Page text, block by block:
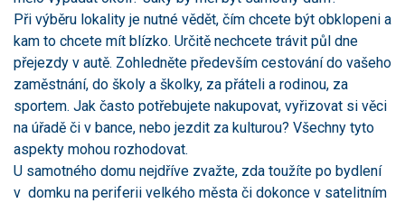
Při výběru lokality je nutné vědět, čím chcete být obklopeni a
kam to chcete mít blízko. Určitě nechcete trávit půl dne
přejezdy v autě. Zohledněte především cestování do vašeho
zaměstnání, do školy a školky, za přáteli a rodinou, za
sportem. Jak často potřebujete nakupovat, vyřizovat si věci
na úřadě či v bance, nebo jezdit za kulturou? Všechny tyto
aspekty mohou rozhodovat.
U samotného domu nejdříve zvažte, zda toužíte po bydlení
v domku na periferii velkého města či dokonce v satelitním